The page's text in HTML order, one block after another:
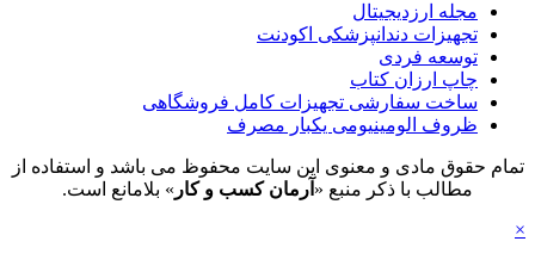
مجله ارزدیجیتال
تجهیزات دندانپزشکی اکودنت
توسعه فردی
چاپ ارزان کتاب
ساخت سفارشی تجهیزات کامل فروشگاهی
ظروف الومینیومی یکبار مصرف
تمام حقوق مادی و معنوی این سایت محفوظ می باشد و استفاده از
مطالب با ذکر منبع « آرمان کسب و کار » بلامانع است.
×